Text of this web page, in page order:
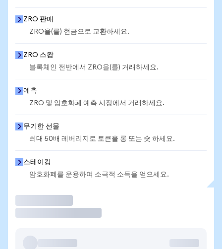
ZRO 판매
ZRO을(를) 현금으로 교환하세요.
ZRO 스왑
블록체인 전반에서 ZRO을(를) 거래하세요.
예측
ZRO 및 암호화폐 예측 시장에서 거래하세요.
무기한 선물
최대 50배 레버리지로 토큰을 롱 또는 숏 하세요.
스테이킹
암호화폐를 운용하여 소극적 소득을 얻으세요.